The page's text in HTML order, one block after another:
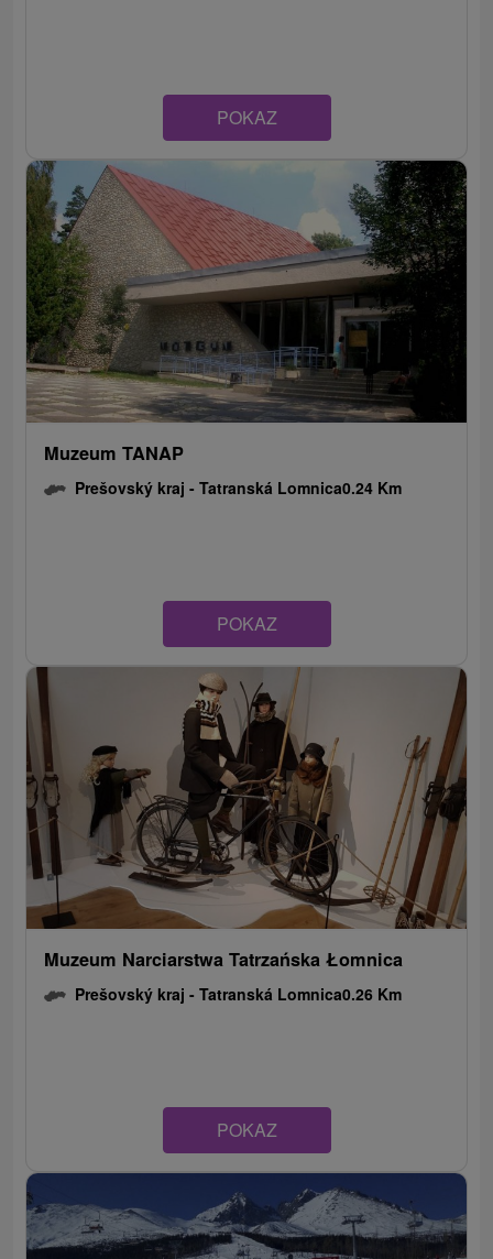
POKAZ
Muzeum TANAP
Prešovský kraj -Tatranská Lomnica0.24 Km
POKAZ
Muzeum Narciarstwa Tatrzańska Łomnica
Prešovský kraj -Tatranská Lomnica0.26 Km
POKAZ